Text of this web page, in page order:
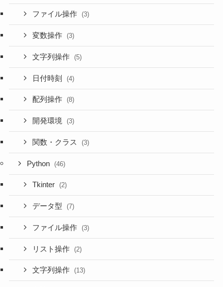
ファイル操作 (3)
変数操作 (3)
文字列操作 (5)
日付時刻 (4)
配列操作 (8)
開発環境 (3)
関数・クラス (3)
Python (46)
Tkinter (2)
データ型 (7)
ファイル操作 (3)
リスト操作 (2)
文字列操作 (13)